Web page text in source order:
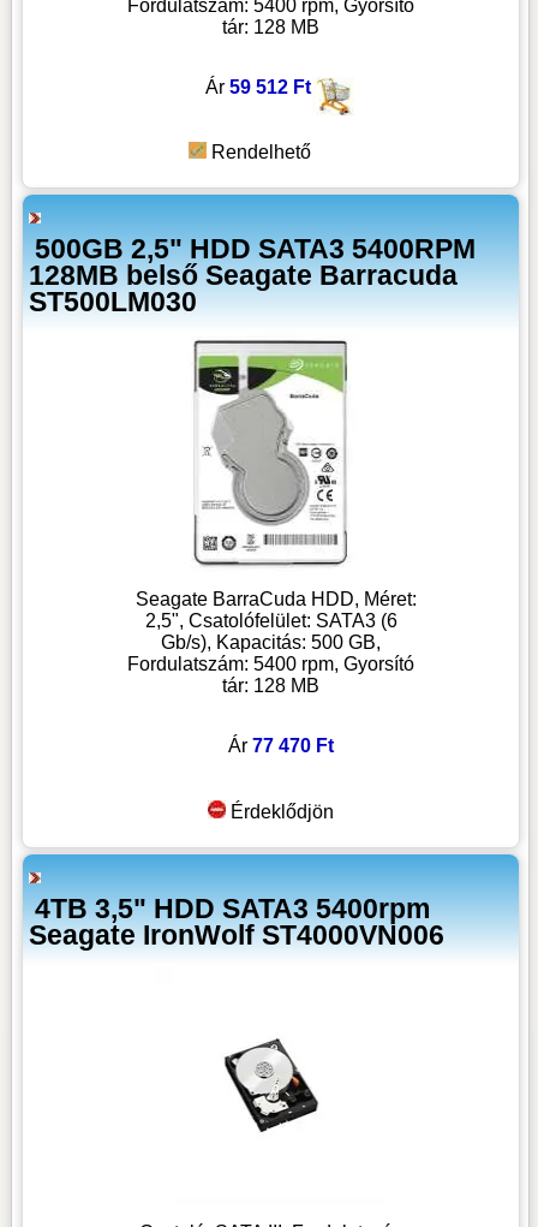
Fordulatszám: 5400 rpm, Gyorsító
tár: 128 MB
Ár 59 512 Ft
Rendelhető
500GB 2,5" HDD SATA3 5400RPM
128MB belső Seagate Barracuda
ST500LM030
Seagate BarraCuda HDD, Méret:
2,5", Csatolófelület: SATA3 (6
Gb/s), Kapacitás: 500 GB,
Fordulatszám: 5400 rpm, Gyorsító
tár: 128 MB
Ár77 470 Ft
Érdeklődjön
4TB 3,5" HDD SATA3 5400rpm
Seagate IronWolf ST4000VN006